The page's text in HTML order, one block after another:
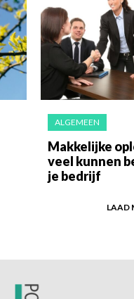
ALGEMEEN
Makkelijke
veel kunnen
je bedrijf
LAAD